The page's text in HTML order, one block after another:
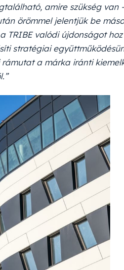
amire szükség van
örömmel jelentjük be
TRIBE valódi újdonságot
stratégiai
a márka iránti